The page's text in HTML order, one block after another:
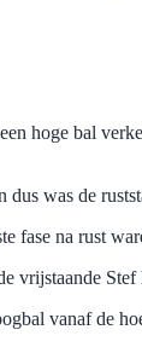
hoge bal
dus was de
fase na rust
vrijstaande
vanaf de